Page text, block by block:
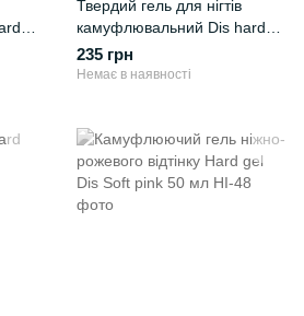
Твердий гель для нігтів
камуфлювальний Dis hard
gel OLD ROSE 28 г.
235 грн
Немає в наявності